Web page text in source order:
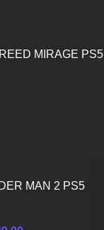
MIRAGE PS5
MAN 2 PS5